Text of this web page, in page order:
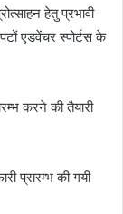
हेतु प्रभावी
एडवेंचर स्पोर्टस के
करने की तैयारी
प्रारम्भ की गयी